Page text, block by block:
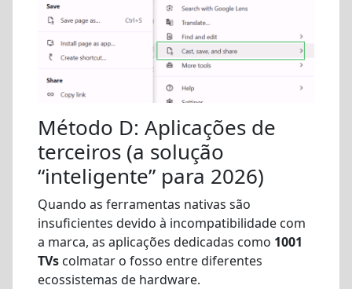
Método D: Aplicações de
terceiros (a solução
“inteligente” para 2026)
Quando as ferramentas nativas são
insuficientes devido à incompatibilidade com
a marca, as aplicações dedicadas como 1001
TVs colmatar o fosso entre diferentes
ecossistemas de hardware.